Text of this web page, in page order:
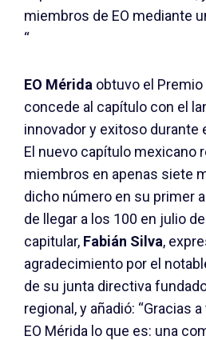
miembros de EO mediante
“
EO Mérida obtuvo el Premio
concede al capítulo con el
innovador y exitoso durante
El nuevo capítulo mexicano
miembros en apenas siete
dicho número en su primer
de llegar a los 100 en julio
capitular, Fabián Silva,
agradecimiento por el
de su junta directiva
regional, y añadió: “Gracias
EO Mérida lo que es: una